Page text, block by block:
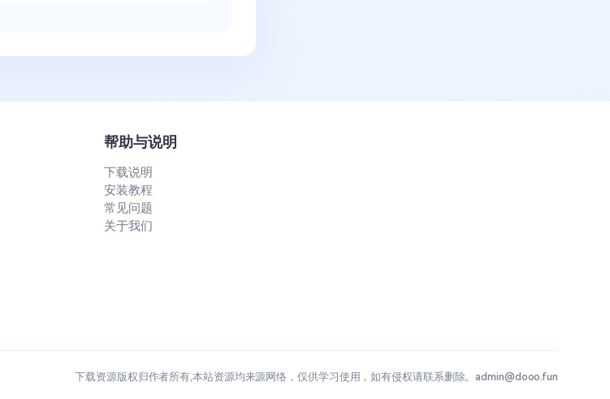
帮助与说明
下载说明
安装教程
常见问题
关于我们
下载资源版权归作者所有,本站资源均来源网络，仅供学习使用，如有侵权请联系删除。admin@dooo.fun